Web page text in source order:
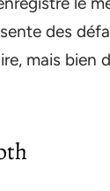
des
mais bien